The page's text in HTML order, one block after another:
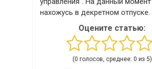
нахожусь в декретном отпуске.
Оцените статью:
(0 голосов, среднее: 0 из 5)